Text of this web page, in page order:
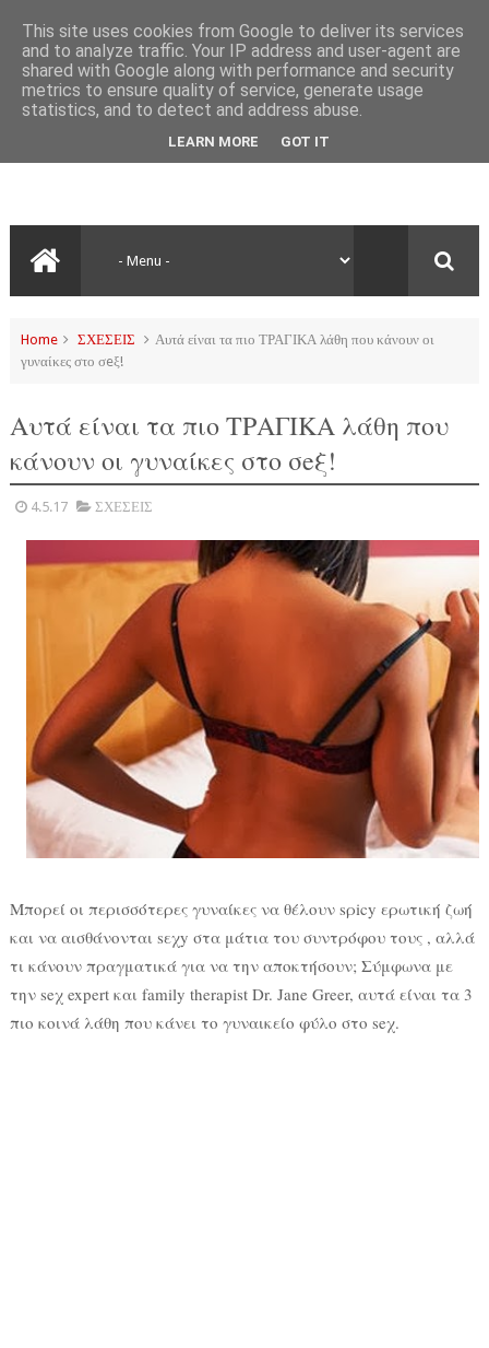
Home ΣΧΕΣΕΙΣ
Αυτά είναι τα πιο ΤΡΑΓΙΚΑ λάθη που κάνουν οι
γυναίκες στο σeξ!
Αυτά είναι τα πιο ΤΡΑΓΙΚΑ λάθη που
κάνουν οι γυναίκες στο σeξ!
4.5.17 ΣΧΕΣΕΙΣ
Μπορεί οι περισσότερες γυναίκες να θέλουν sρicy ερωτική ζωή
και να αισθάνονται sεχy στα μάτια του συντρόφου τους , αλλά
τι κάνουν πραγματικά για να την αποκτήσουν; Σύμφωνα με
την seχ expert και family therapist Dr. Jane Greer, αυτά είναι τα 3
πιο κοινά λάθη που κάνει το γυναικείο φύλο στο seχ.
This site uses cookies from Google to deliver its services
and to analyze traffic. Your IP address and user-agent are
shared with Google along with performance and security
metrics to ensure quality of service, generate usage
statistics, and to detect and address abuse.
LEARN MORE GOT IT